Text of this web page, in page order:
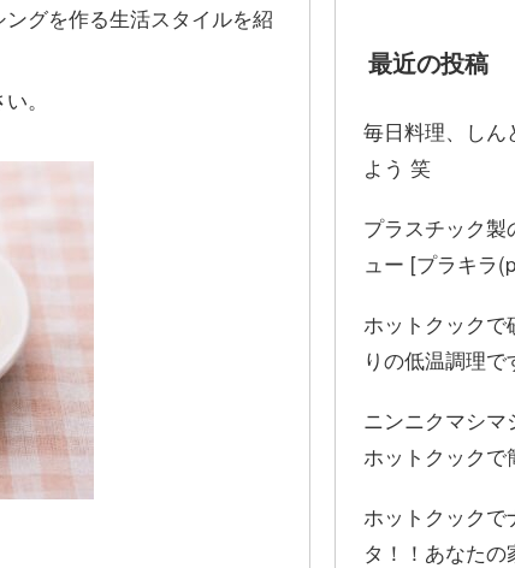
グを作る生活スタイルを紹
。
最近の投稿
毎日料理、しん
よう 笑
プラスチック
ュー [プラキラ
ホットクック
りの低温調理で
ニンニクマシマ
ホットクックで
ホットクックで
タ！！あなた